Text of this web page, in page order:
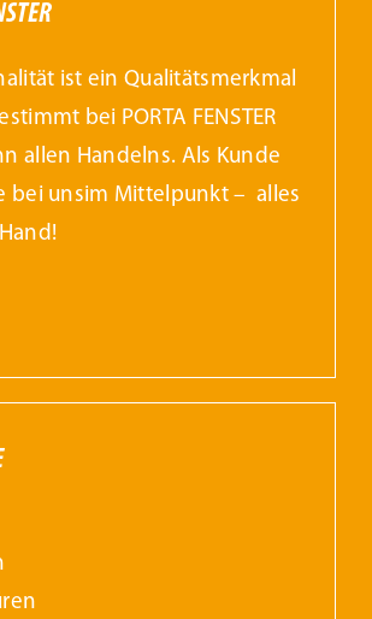
ist ein Qualitätsmerkmal
bei PORTA FENSTER
allen Handelns. Als Kunde
bei unsim Mittelpunkt – alles